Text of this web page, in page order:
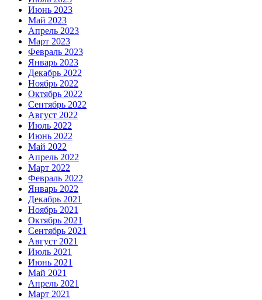
Июнь 2023
Май 2023
Апрель 2023
Март 2023
Февраль 2023
Январь 2023
Декабрь 2022
Ноябрь 2022
Октябрь 2022
Сентябрь 2022
Август 2022
Июль 2022
Июнь 2022
Май 2022
Апрель 2022
Март 2022
Февраль 2022
Январь 2022
Декабрь 2021
Ноябрь 2021
Октябрь 2021
Сентябрь 2021
Август 2021
Июль 2021
Июнь 2021
Май 2021
Апрель 2021
Март 2021